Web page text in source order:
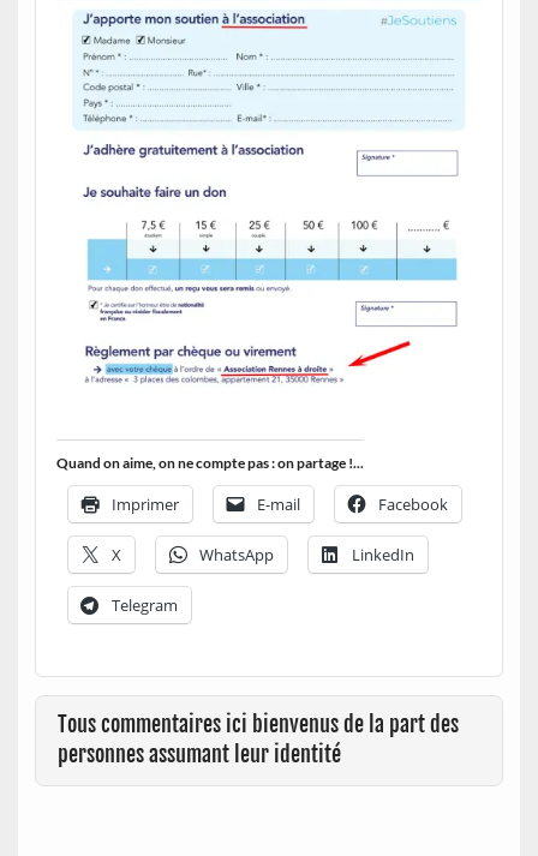
Quand on aime, on ne compte pas : on partage !...
Imprimer E-mail Facebook
X WhatsApp LinkedIn
Telegram
Tous commentaires ici bienvenus de la part des
personnes assumant leur identité